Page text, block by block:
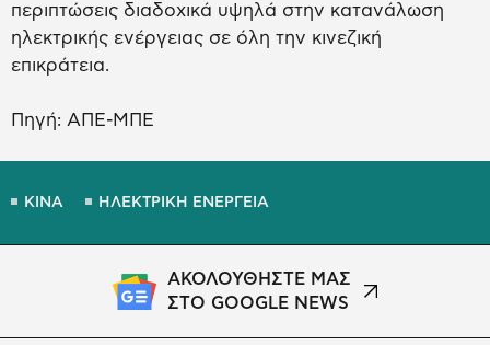
περιπτώσεις διαδοχικά υψηλά στην κατανάλωση
ηλεκτρικής ενέργειας σε όλη την κινεζική
επικράτεια.
Πηγή: ΑΠΕ-ΜΠΕ
ΚΙΝΑ ΗΛΕΚΤΡΙΚΗ ΕΝΕΡΓΕΙΑ
ΑΚΟΛΟΥΘΗΣΤΕ ΜΑΣ
ΣΤΟ GOOGLE NEWS